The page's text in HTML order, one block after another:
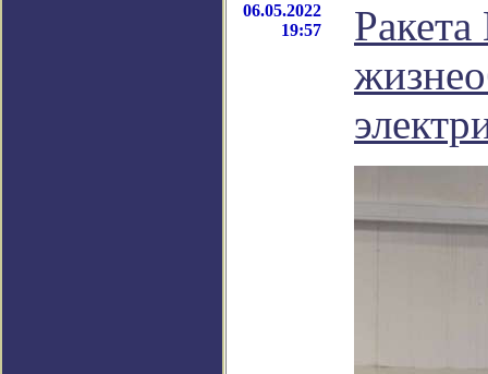
06.05.2022
19:57